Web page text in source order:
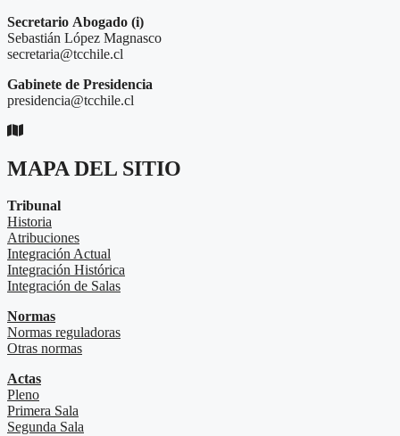
Secretario Abogado (i)
Sebastián López Magnasco
secretaria@tcchile.cl
Gabinete de Presidencia
presidencia@tcchile.cl
MAPA DEL SITIO
Tribunal
Historia
Atribuciones
Integración Actual
Integración Histórica
Integración de Salas
Normas
Normas reguladoras
Otras normas
Actas
Pleno
Primera Sala
Segunda Sala